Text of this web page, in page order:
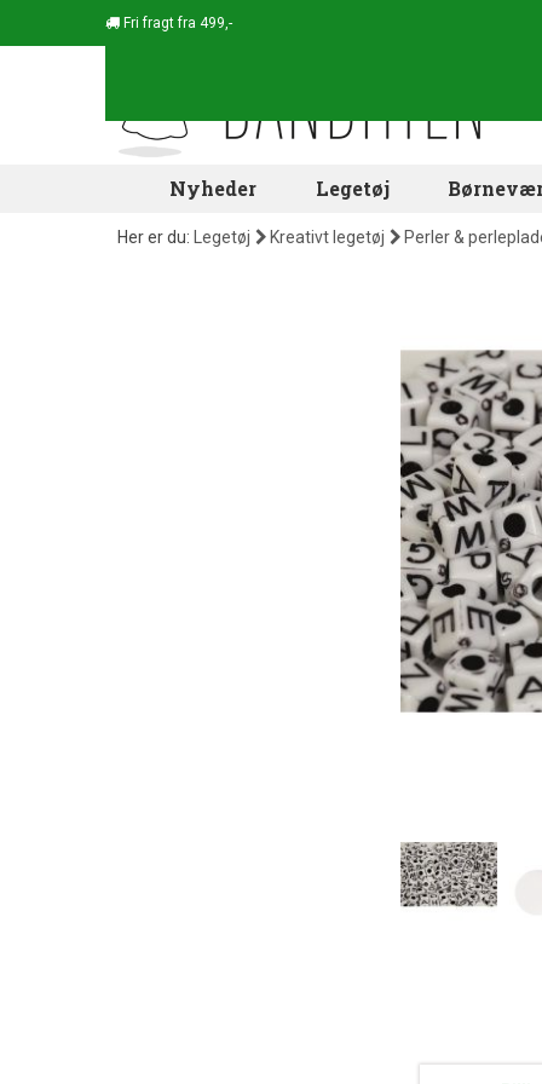
Fri fragt fra 499,-
Nyheder Legetøj
Her er du: Legetøj Kreativt legetøj Perler &